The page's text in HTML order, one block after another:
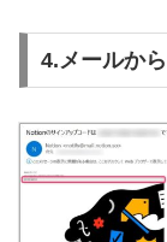
4.メールか